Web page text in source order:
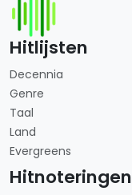
Hitlijsten
Decennia
Genre
Taal
Land
Evergreens
Hitnoteringen